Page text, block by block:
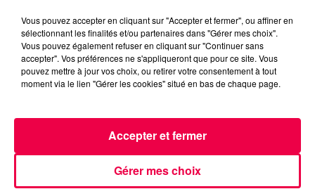
podcasts/2024/04/Les-Infos-People-du-lundi-29-
avril.mp3
INFOS
EMISSIONS
Vous pouvez accepter en cliquant sur "Accepter et fermer", ou affiner en
sélectionnant les finalités et/ou partenaires dans "Gérer mes choix".
Vous pouvez également refuser en cliquant sur "Continuer sans
accepter". Vos préférences ne s'appliqueront que pour ce site. Vous
pouvez mettre à jour vos choix, ou retirer votre consentement à tout
moment via le lien "Gérer les cookies" situé en bas de chaque page.
Gérer mes choix
Accepter et fermer